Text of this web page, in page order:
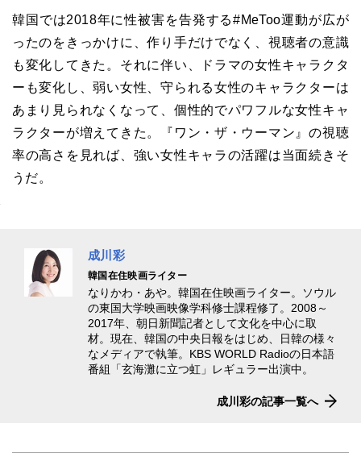
韓国では2018年に性被害を告発する#MeToo運動が広が
ったのをきっかけに、作り手だけでなく、視聴者の意識
も変化してきた。それに伴い、ドラマの女性キャラクタ
ーも変化し、弱い女性、守られる女性のキャラクターは
あまり見られなくなって、個性的でパワフルな女性キャ
ラクターが増えてきた。『ワン・ザ・ウーマン』の視聴
率の高さを見れば、強い女性キャラの活躍は当面続きそ
うだ。
成川彩
韓国在住映画ライター
なりかわ・あや。韓国在住映画ライター。ソウル
の東国大学映画映像学科修士課程修了。2008～
2017年、朝日新聞記者として文化を中心に取
材。現在、韓国の中央日報をはじめ、日韓の様々
なメディアで執筆。KBS WORLD Radioの日本語
番組「玄海灘に立つ虹」レギュラー出演中。
成川彩の記事一覧へ